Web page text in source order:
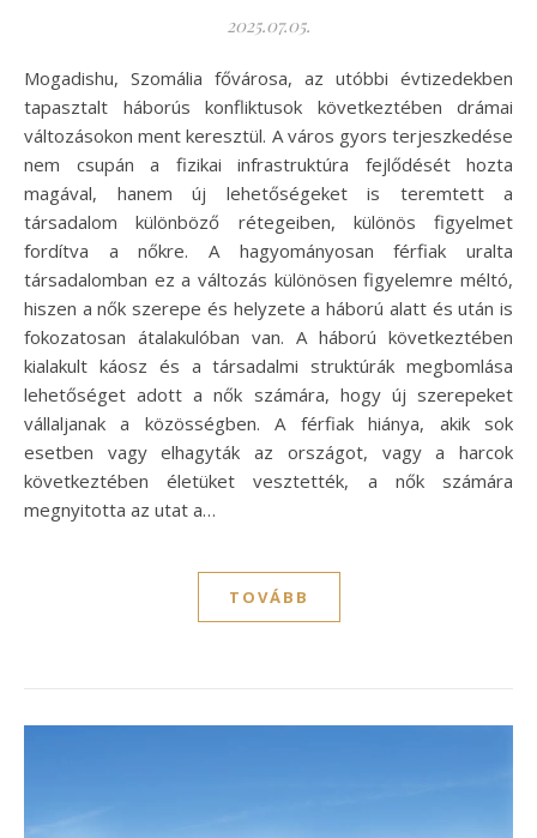
2025.07.05.
Mogadishu, Szomália fővárosa, az utóbbi évtizedekben
tapasztalt háborús konfliktusok következtében drámai
változásokon ment keresztül. A város gyors terjeszkedése
nem csupán a fizikai infrastruktúra fejlődését hozta
magával, hanem új lehetőségeket is teremtett a
társadalom különböző rétegeiben, különös figyelmet
fordítva a nőkre. A hagyományosan férfiak uralta
társadalomban ez a változás különösen figyelemre méltó,
hiszen a nők szerepe és helyzete a háború alatt és után is
fokozatosan átalakulóban van. A háború következtében
kialakult káosz és a társadalmi struktúrák megbomlása
lehetőséget adott a nők számára, hogy új szerepeket
vállaljanak a közösségben. A férfiak hiánya, akik sok
esetben vagy elhagyták az országot, vagy a harcok
következtében életüket vesztették, a nők számára
megnyitotta az utat a…
TOVÁBB